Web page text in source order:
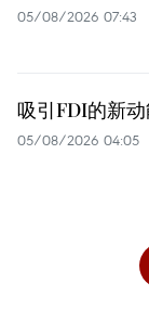
05/08/2026 07:43
吸引FDI的新
05/08/2026 04:05